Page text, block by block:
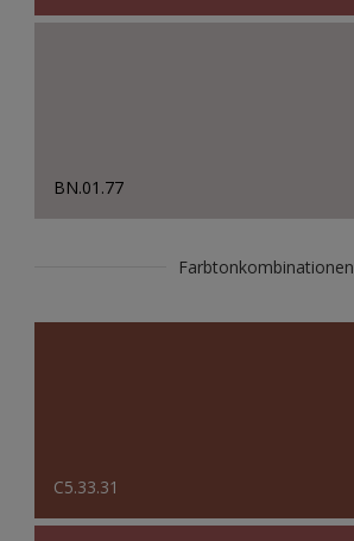
BN.01.77
Farbtonkombinationen
C5.33.31